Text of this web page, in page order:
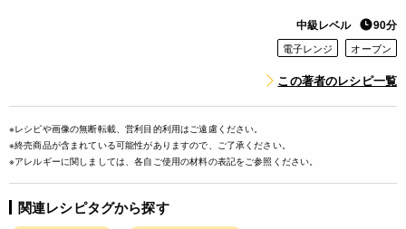
中級レベル 90分
電子レンジ オーブン
この著者のレシピ一覧
※レシピや画像の無断転載、営利目的利用はご遠慮ください。
※終売商品が含まれている可能性がありますので、ご了承ください。
※アレルギーに関しましては、各自ご使用の材料の表記をご参照ください。
関連レシピタグから探す